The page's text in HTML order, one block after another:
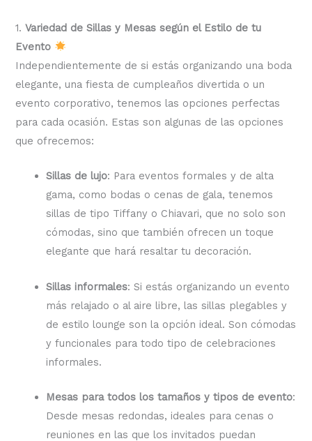
1.Variedad de Sillas y Mesas según el Estilo de tu
Evento
Independientemente de si estás organizando una boda
elegante, una fiesta de cumpleaños divertida o un
evento corporativo, tenemos las opciones perfectas
para cada ocasión. Estas son algunas de las opciones
que ofrecemos:
Sillas de lujo: Para eventos formales y de alta
gama, como bodas o cenas de gala, tenemos
sillas de tipo Tiffany o Chiavari, que no solo son
cómodas, sino que también ofrecen un toque
elegante que hará resaltar tu decoración.
Sillas informales: Si estás organizando un evento
más relajado o al aire libre, las sillas plegables y
de estilo lounge son la opción ideal. Son cómodas
y funcionales para todo tipo de celebraciones
informales.
Mesas para todos los tamaños y tipos de evento:
Desde mesas redondas, ideales para cenas o
reuniones en las que los invitados puedan